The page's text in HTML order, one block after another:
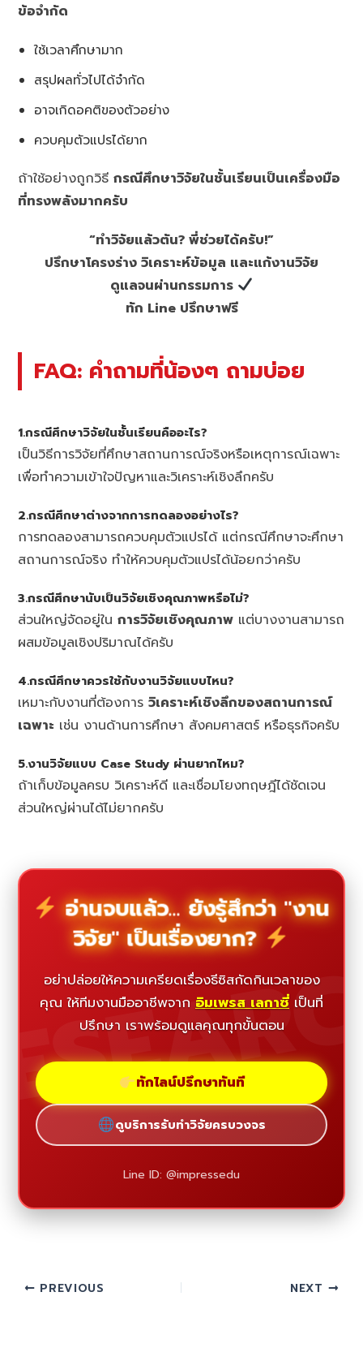
ข้อจำกัด
ใช้เวลาศึกษามาก
สรุปผลทั่วไปได้จำกัด
อาจเกิดอคติของตัวอย่าง
ควบคุมตัวแปรได้ยาก
ถ้าใช้อย่างถูกวิธีกรณีศึกษาวิจัยในชั้นเรียนเป็นเครื่องมือ
ที่ทรงพลังมากครับ
“ทำวิจัยแล้วตัน? พี่ช่วยได้ครับ!”
ปรึกษาโครงร่าง วิเคราะห์ข้อมูล และแก้งานวิจัย
ดูแลจนผ่านกรรมการ
ทัก Line ปรึกษาฟรี
FAQ: คำถามที่น้องๆ ถามบ่อย
1.กรณีศึกษาวิจัยในชั้นเรียนคืออะไร?
เป็นวิธีการวิจัยที่ศึกษาสถานการณ์จริงหรือเหตุการณ์เฉพาะ
เพื่อทำความเข้าใจปัญหาและวิเคราะห์เชิงลึกครับ
2.กรณีศึกษาต่างจากการทดลองอย่างไร?
การทดลองสามารถควบคุมตัวแปรได้ แต่กรณีศึกษาจะศึกษา
สถานการณ์จริง ทำให้ควบคุมตัวแปรได้น้อยกว่าครับ
3.กรณีศึกษานับเป็นวิจัยเชิงคุณภาพหรือไม่?
ส่วนใหญ่จัดอยู่ในการวิจัยเชิงคุณภาพ แต่บางงานสามารถ
ผสมข้อมูลเชิงปริมาณได้ครับ
4.กรณีศึกษาควรใช้กับงานวิจัยแบบไหน?
เหมาะกับงานที่ต้องการวิเคราะห์เชิงลึกของสถานการณ์
เฉพาะ เช่น งานด้านการศึกษา สังคมศาสตร์ หรือธุรกิจครับ
5.งานวิจัยแบบ Case Study ผ่านยากไหม?
ถ้าเก็บข้อมูลครบ วิเคราะห์ดี และเชื่อมโยงทฤษฎีได้ชัดเจน
ส่วนใหญ่ผ่านได้ไม่ยากครับ
อ่านจบแล้ว... ยังรู้สึกว่า "งาน
วิจัย" เป็นเรื่องยาก?
อย่าปล่อยให้ความเครียดเรื่องธีซิสกัดกินเวลาของ
คุณ ให้ทีมงานมืออาชีพจาก อิมเพรส เลกาซี่ เป็นที่
ปรึกษา เราพร้อมดูแลคุณทุกขั้นตอน
ทักไลน์ปรึกษาทันที
ดูบริการรับทำวิจัยครบวงจร
Line ID: @impressedu
PREVIOUS NEXT